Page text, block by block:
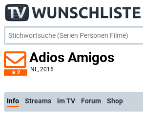
2
Adios Amigos
NL, 2016
Info Streams im TV Forum Shop